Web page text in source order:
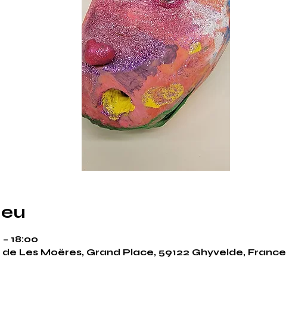
18:00
Les Moëres, Grand Place, 59122 Ghyvelde, France